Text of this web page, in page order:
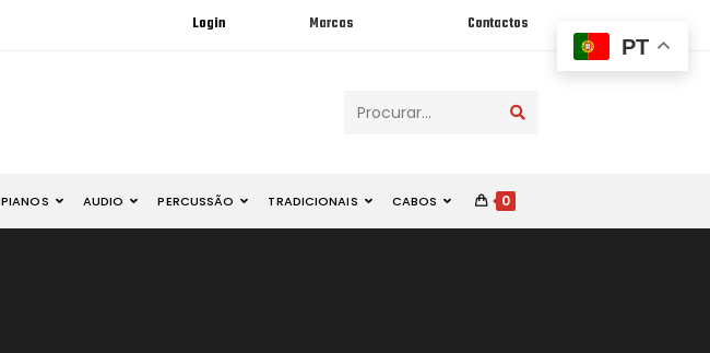
Login Marcas Contactos
Procurar...
PIANOS AUDIO PERCUSSÃO TRADICIONAIS CABOS 0
PT